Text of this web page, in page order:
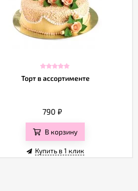
Торт в ассортименте
790 ₽
В корзину
Купить в 1 клик